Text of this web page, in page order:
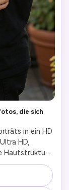
die sich
in ein HD
HD,
Hautstruktur.
Stil,
Sieht aus